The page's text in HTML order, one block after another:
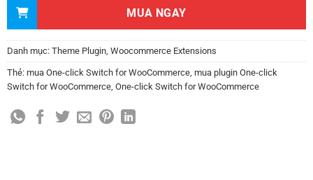
MUA NGAY
Danh mục: Theme Plugin, Woocommerce Extensions
Thẻ: mua One-click Switch for WooCommerce, mua plugin One-click
Switch for WooCommerce, One-click Switch for WooCommerce